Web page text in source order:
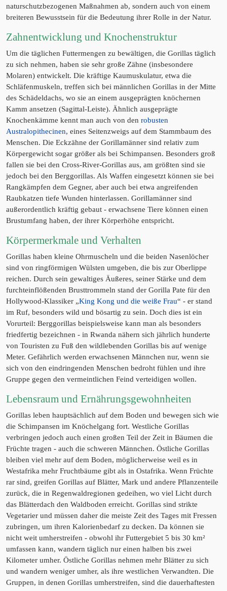
naturschutzbezogenen Maßnahmen ab, sondern auch von einem
breiteren Bewusstsein für die Bedeutung ihrer Rolle in der Natur.
Zahnentwicklung und Knochenstruktur
Um die täglichen Futtermengen zu bewältigen, die Gorillas täglich
zu sich nehmen, haben sie sehr große Zähne (insbesondere
Molaren) entwickelt. Die kräftige Kaumuskulatur, etwa die
Schläfenmuskeln, treffen sich bei männlichen Gorillas in der Mitte
des Schädeldachs, wo sie an einem ausgeprägten knöchernen
Kamm ansetzen (Sagittal-Leiste). Ähnlich ausgeprägte
Knochenkämme kennt man auch von den robusten
Australopithecinen, eines Seitenzweigs auf dem Stammbaum des
Menschen. Die Eckzähne der Gorillamänner sind relativ zum
Körpergewicht sogar größer als bei Schimpansen. Besonders groß
fallen sie bei den Cross-River-Gorillas aus, am größten sind sie
jedoch bei den Berggorillas. Als Waffen eingesetzt können sie bei
Rangkämpfen dem Gegner, aber auch bei etwa angreifenden
Raubkatzen tiefe Wunden hinterlassen. Gorillamänner sind
außerordentlich kräftig gebaut - erwachsene Tiere können einen
Brustumfang haben, der ihrer Körperhöhe entspricht.
Körpermerkmale und Verhalten
Gorillas haben kleine Ohrmuscheln und die beiden Nasenlöcher
sind von ringförmigen Wülsten umgeben, die bis zur Oberlippe
reichen. Durch sein gewaltiges Äußeres, seiner Stärke und dem
furchteinflößenden Brusttrommeln stand der Gorilla Pate für den
Hollywood-Klassiker „King Kong und die weiße Frau“ - er stand
im Ruf, besonders wild und bösartig zu sein. Doch dies ist ein
Vorurteil: Berggorillas beispielsweise kann man als besonders
friedfertig bezeichnen - in Rwanda nähern sich jährlich hunderte
von Touristen zu Fuß den wildlebenden Gorillas bis auf wenige
Meter. Gefährlich werden erwachsenen Männchen nur, wenn sie
sich von den eindringenden Menschen bedroht fühlen und ihre
Gruppe gegen den vermeintlichen Feind verteidigen wollen.
Lebensraum und Ernährungsgewohnheiten
Gorillas leben hauptsächlich auf dem Boden und bewegen sich wie
die Schimpansen im Knöchelgang fort. Westliche Gorillas
verbringen jedoch auch einen großen Teil der Zeit in Bäumen die
Früchte tragen - auch die schweren Männchen. Östliche Gorillas
bleiben viel mehr auf dem Boden, möglicherweise weil es in
Westafrika mehr Fruchtbäume gibt als in Ostafrika. Wenn Früchte
rar sind, greifen Gorillas auf Blätter, Mark und andere Pflanzenteile
zurück, die in Regenwaldregionen gedeihen, wo viel Licht durch
das Blätterdach den Waldboden erreicht. Gorillas sind strikte
Vegetarier und müssen daher die meiste Zeit des Tages mit Fressen
zubringen, um ihren Kalorienbedarf zu decken. Da können sie
nicht weit umherstreifen - obwohl ihr Futtergebiet 5 bis 30 km²
umfassen kann, wandern täglich nur einen halben bis zwei
Kilometer umher. Östliche Gorillas nehmen mehr Blätter zu sich
und wandern weniger umher, als ihre westlichen Verwandten. Die
Gruppen, in denen Gorillas umherstreifen, sind die dauerhaftesten